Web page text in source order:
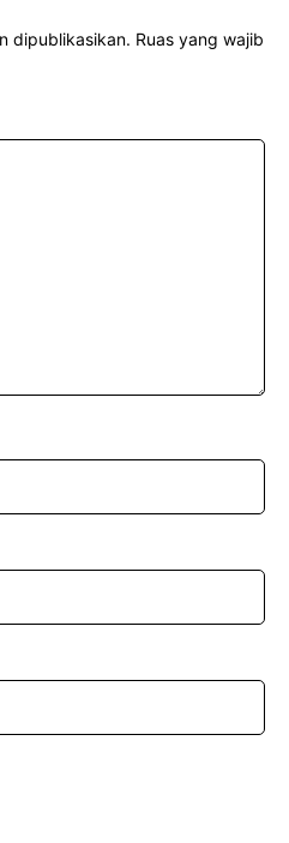
dipublikasikan. Ruas yang wajib